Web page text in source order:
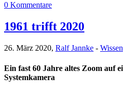
0 Kommentare
1961 trifft 2020
26. März 2020, Ralf Jannke - Wissen
Ein fast 60 Jahre altes Zoom auf
Systemkamera